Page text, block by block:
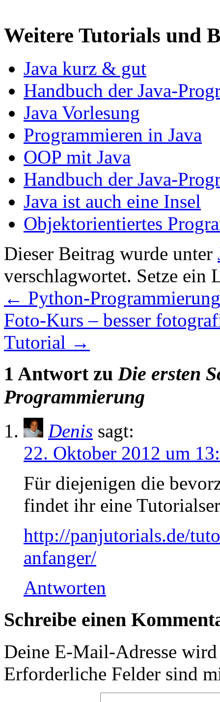
Weitere Tutorials und
Java kurz & gut
Handbuch der Java-
Java Vorlesung
Programmieren in Java
OOP mit Java
Handbuch der Java-
Java ist auch eine Insel
Objektorientiertes
Dieser Beitrag wurde unter
verschlagwortet. Setze ein
← Python-
Foto-Kurs – besser
Tutorial →
1 Antwort zuDie ersten
Programmierung
Denis sagt:
22. Oktober 2012 um
Für diejenigen die
findet ihr eine
http://panjutorials.de/
anfanger/
Antworten
Schreibe einen
Deine E-Mail-Adresse
Erforderliche Felder sind